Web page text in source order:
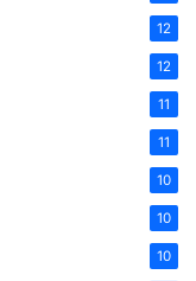
12
12
11
11
10
10
10